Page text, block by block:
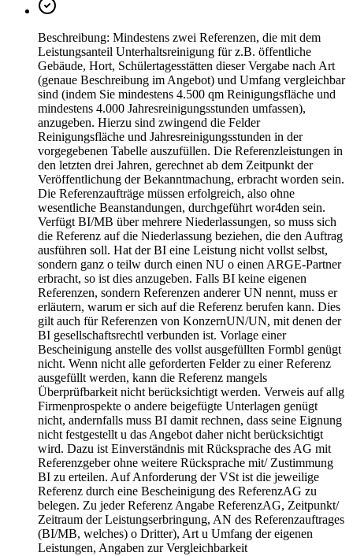
Beschreibung: Mindestens zwei Referenzen, die mit dem
Leistungsanteil Unterhaltsreinigung für z.B. öffentliche
Gebäude, Hort, Schülertagesstätten dieser Vergabe nach Art
(genaue Beschreibung im Angebot) und Umfang vergleichbar
sind (indem Sie mindestens 4.500 qm Reinigungsfläche und
mindestens 4.000 Jahresreinigungsstunden umfassen),
anzugeben. Hierzu sind zwingend die Felder
Reinigungsfläche und Jahresreinigungsstunden in der
vorgegebenen Tabelle auszufüllen. Die Referenzleistungen in
den letzten drei Jahren, gerechnet ab dem Zeitpunkt der
Veröffentlichung der Bekanntmachung, erbracht worden sein.
Die Referenzaufträge müssen erfolgreich, also ohne
wesentliche Beanstandungen, durchgeführt wor4den sein.
Verfügt BI/MB über mehrere Niederlassungen, so muss sich
die Referenz auf die Niederlassung beziehen, die den Auftrag
ausführen soll. Hat der BI eine Leistung nicht vollst selbst,
sondern ganz o teilw durch einen NU o einen ARGE-Partner
erbracht, so ist dies anzugeben. Falls BI keine eigenen
Referenzen, sondern Referenzen anderer UN nennt, muss er
erläutern, warum er sich auf die Referenz berufen kann. Dies
gilt auch für Referenzen von KonzernUN/UN, mit denen der
BI gesellschaftsrechtl verbunden ist. Vorlage einer
Bescheinigung anstelle des vollst ausgefüllten Formbl genügt
nicht. Wenn nicht alle geforderten Felder zu einer Referenz
ausgefüllt werden, kann die Referenz mangels
Überprüfbarkeit nicht berücksichtigt werden. Verweis auf allg
Firmenprospekte o andere beigefügte Unterlagen genügt
nicht, andernfalls muss BI damit rechnen, dass seine Eignung
nicht festgestellt u das Angebot daher nicht berücksichtigt
wird. Dazu ist Einverständnis mit Rücksprache des AG mit
Referenzgeber ohne weitere Rücksprache mit/ Zustimmung
BI zu erteilen. Auf Anforderung der VSt ist die jeweilige
Referenz durch eine Bescheinigung des ReferenzAG zu
belegen. Zu jeder Referenz Angabe ReferenzAG, Zeitpunkt/
Zeitraum der Leistungserbringung, AN des Referenzauftrages
(BI/MB, welches) o Dritter), Art u Umfang der eigenen
Leistungen, Angaben zur Vergleichbarkeit